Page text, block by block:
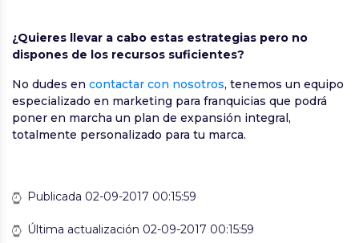
¿Quieres llevar a cabo estas estrategias pero no
dispones de los recursos suficientes?
No dudes en contactar con nosotros, tenemos un equipo
especializado en marketing para franquicias que podrá
poner en marcha un plan de expansión integral,
totalmente personalizado para tu marca.
Publicada 02-09-2017 00:15:59
Última actualización 02-09-2017 00:15:59